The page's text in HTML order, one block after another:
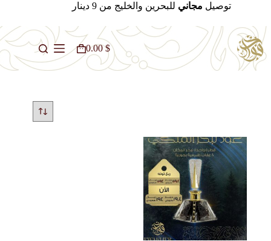
المحتوى
توصيل مجاني للبحرين والخليج من 9 دينار
عربة
التسوق
0.00$